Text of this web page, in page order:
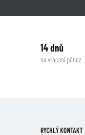
14 dnů
na vrácení pěnez
RYCHLÝ KONTAKT